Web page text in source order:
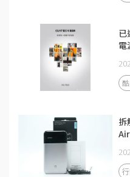
已
電
拆
Air